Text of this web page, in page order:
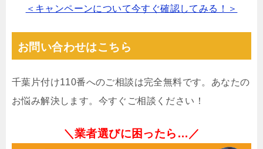
＜キャンペーンについて今すぐ確認してみる！＞
お問い合わせはこちら
千葉片付け110番へのご相談は完全無料です。あなたの
お悩み解決します。今すぐご相談ください！
＼業者選びに困ったら…／